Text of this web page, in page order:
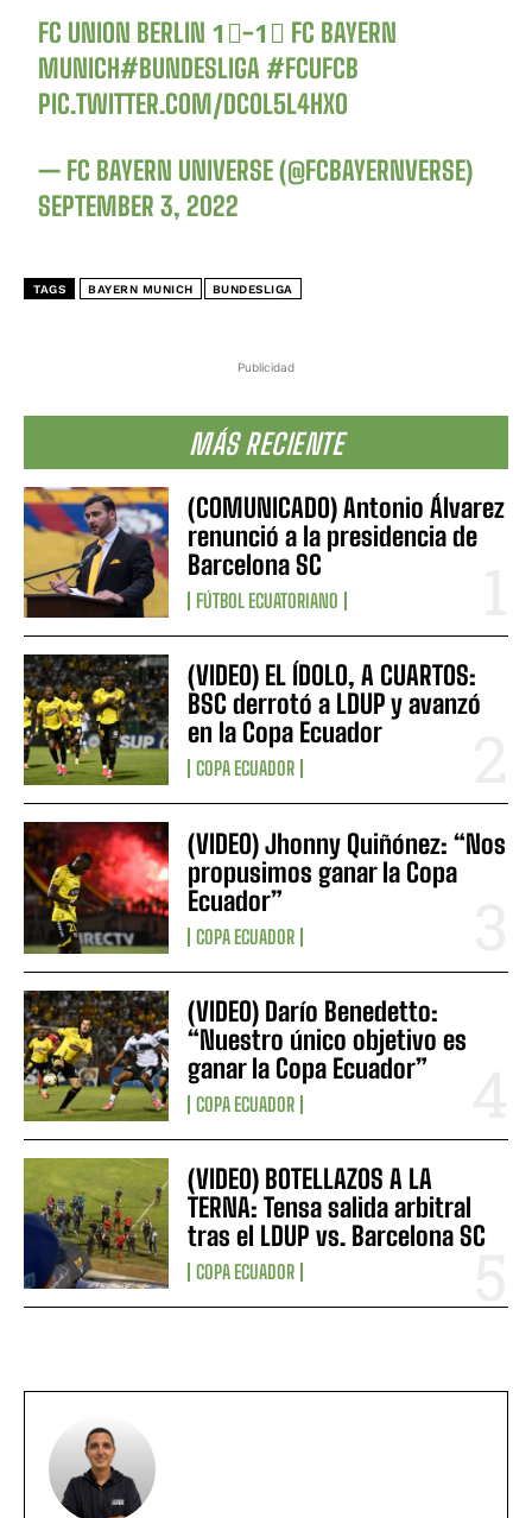
Publicidad
MÁS RECIENTE
(COMUNICADO) Antonio Álvarez
renunció a la presidencia de
Barcelona SC
FÚTBOL ECUATORIANO
(VIDEO) EL ÍDOLO, A CUARTOS:
BSC derrotó a LDUP y avanzó
en la Copa Ecuador
COPA ECUADOR
(VIDEO) Jhonny Quiñónez: “Nos
propusimos ganar la Copa
Ecuador”
COPA ECUADOR
(VIDEO) Darío Benedetto:
“Nuestro único objetivo es
ganar la Copa Ecuador”
COPA ECUADOR
(VIDEO) BOTELLAZOS A LA
TERNA: Tensa salida arbitral
tras el LDUP vs. Barcelona SC
COPA ECUADOR
FC UNION BERLIN 1⃣-1⃣ FC BAYERN
MUNICH#BUNDESLIGA #FCUFCB
PIC.TWITTER.COM/DCOL5L4HXO
— FC BAYERN UNIVERSE (@FCBAYERNVERSE)
SEPTEMBER 3, 2022
TAGS BAYERN MUNICH BUNDESLIGA